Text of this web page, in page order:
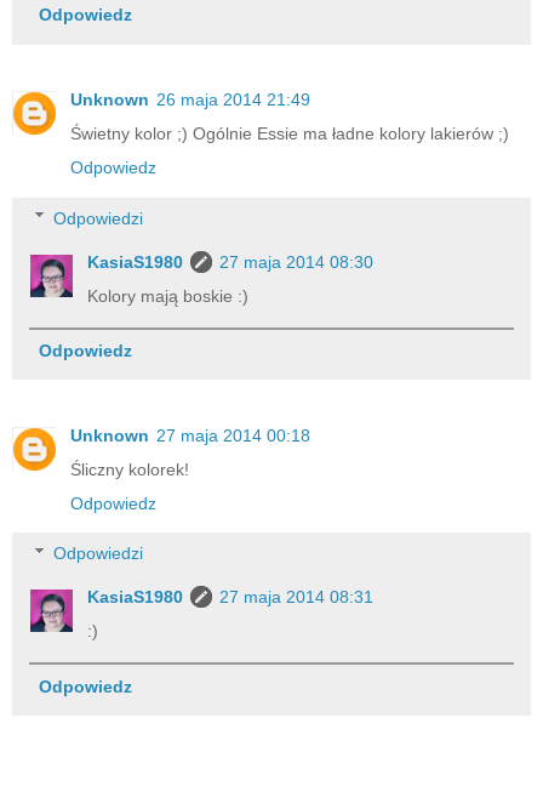
Odpowiedz
Unknown 26 maja 2014 21:49
Świetny kolor ;) Ogólnie Essie ma ładne kolory lakierów ;)
Odpowiedz
Odpowiedzi
KasiaS1980
27 maja 2014 08:30
Kolory mają boskie :)
Odpowiedz
Unknown 27 maja 2014 00:18
Śliczny kolorek!
Odpowiedz
Odpowiedzi
KasiaS1980
27 maja 2014 08:31
:)
Odpowiedz